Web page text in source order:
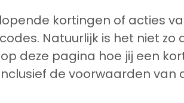
kortingen of acties
Natuurlijk is het niet
deze pagina hoe jij een
de voorwaarden